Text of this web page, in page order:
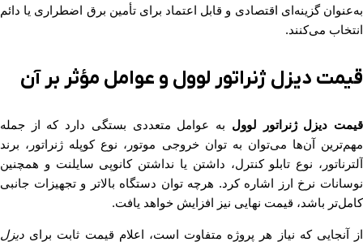
به‌عنوان گزینه‌ای اقتصادی و قابل اعتماد برای تأمین برق اضطراری یا دائم
انتخاب می‌کنند.
قیمت دیزل ژنراتور لوول و عوامل مؤثر بر آن
قیمت دیزل ژنراتور لوول به عوامل متعددی بستگی دارد که از جمله
مهم‌ترین آن‌ها می‌توان به توان خروجی موتور، نوع کوپله ژنراتور، برند
آلترناتور، نوع تابلو کنترل، داشتن یا نداشتن کانوپی سایلنت و همچنین
نوسانات نرخ ارز اشاره کرد. هرچه توان دستگاه بالاتر و تجهیزات جانبی
کامل‌تر باشد، قیمت نهایی نیز افزایش خواهد یافت.
از آنجایی که نیاز هر پروژه متفاوت است، اعلام قیمت ثابت برای دیزل